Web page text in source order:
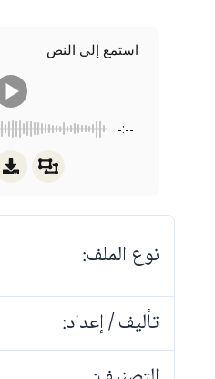
استمع إلى النص
-:--
نوع الملف:
تأليف / إعداد: